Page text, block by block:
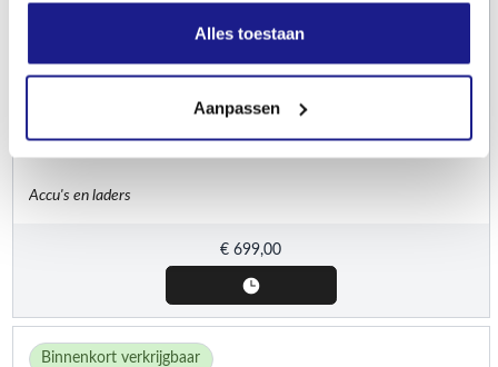
Alles toestaan
Aanpassen
Snellader AL 1802 MO
Accu's en laders
€ 699,00
Binnenkort verkrijgbaar